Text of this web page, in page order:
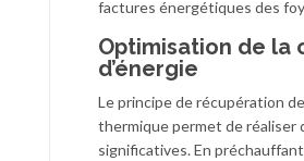
factures énergétiques des
Optimisation de la
d’énergie
Le principe de récupération
thermique permet de réaliser
significatives. En